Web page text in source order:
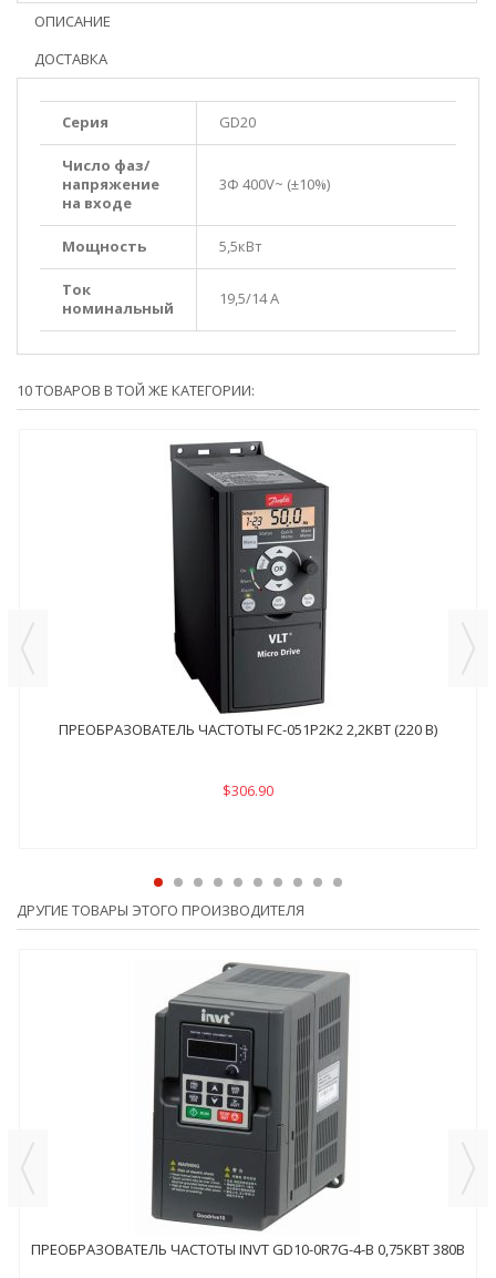
ОПИСАНИЕ
ДОСТАВКА
Серия GD20
Число фаз/
напряжение
на входе
3Ф 400V~ (±10%)
Мощность 5,5кВт
Ток
номинальный
19,5/14 А
10 ТОВАРОВ В ТОЙ ЖЕ КАТЕГОРИИ:
ПРЕОБРАЗОВАТЕЛЬ ЧАСТОТЫ FC-051P2K2 2,2КВТ (220 В)
$306.90
ДРУГИЕ ТОВАРЫ ЭТОГО ПРОИЗВОДИТЕЛЯ
ПРЕОБРАЗОВАТЕЛЬ ЧАСТОТЫ INVT GD10-0R7G-4-B 0,75КВТ 380В